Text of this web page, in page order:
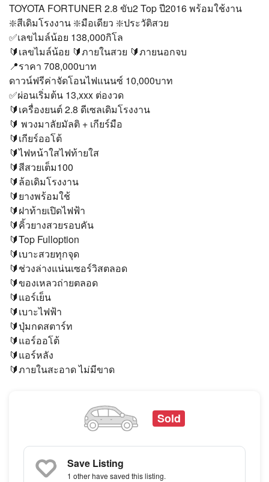
TOYOTA FORTUNER 2.8 ขับ2 Top ปี2016 พร้อมใช้งาน
❇️สีเดิมโรงงาน ❇️มือเดียว ❇️ประวัติสวย
✅เลขไมล์น้อย 138,000กิโล
🔰เลขไมล์น้อย 🔰ภายในสวย 🔰ภายนอกจบ
📍ราคา 708,000บาท
ดาวน์ฟรีค่าจัดโอนไฟแนนซ์​ 10,000บาท
✅ผ่อนเริ่มต้น 13,xxx ต่องวด
🔰เครื่องยนต์ 2.8 ดีเซลเดิมโรงงาน
🔰 พวงมาลัยมัลติ + เกียร์มือ
🔰เกียร์ออโต้
🔰ไฟหน้าใสไฟท้ายใส
🔰สีสวยเต็ม100
🔰ล้อเดิมโรงงาน
🔰ยางพร้อมใช้
🔰ฝาท้ายเปิดไฟฟ้า
🔰คิ้วยางสวยรอบคัน
🔰Top Fulloption
🔰เบาะสวยทุกจุด
🔰ช่วงล่างแน่นเซอร์วิสตลอด
🔰ของเหลวถ่ายตลอด
🔰แอร์เย็น
🔰เบาะไฟฟ้า
🔰ปุ่มกดสตาร์ท
🔰แอร์ออโต้
🔰แอร์หลัง
🔰ภายในสะอาด ไม่มีขาด
Sold
Save Listing
1 otherhave saved this listing.